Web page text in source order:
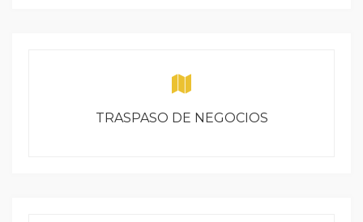
TRASPASO DE NEGOCIOS